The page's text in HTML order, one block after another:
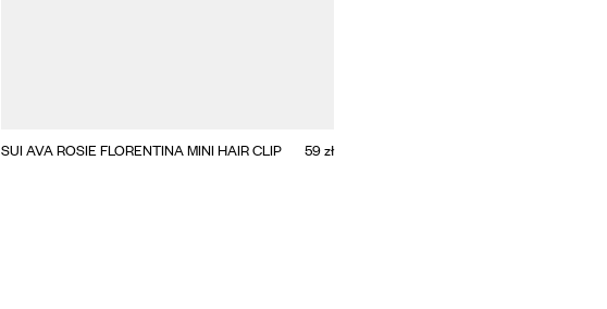
SUI AVA ROSIE FLORENTINA MINI HAIR CLIP 59 zł